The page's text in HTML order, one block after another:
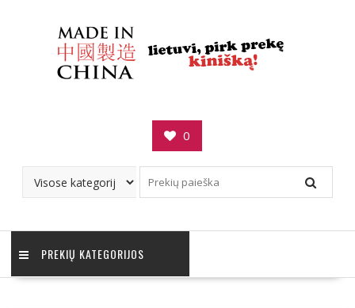
0
PREKIŲ KATEGORIJOS